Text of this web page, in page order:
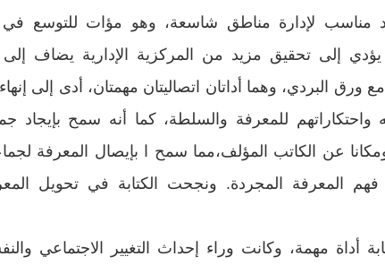
مناسب لإدارة مناطق شاسعة، وهو مؤات للتوسع في
يؤدي إلى تحقيق مزيد من المركزية الإدارية يضاف
مع ورق البردي، وهما أداتان اتصاليتان مهمتان، أدى إلى
واحتكاراتهم للمعرفة والسلطة، كما أنه سمح بإيجاد
ومكانا عن الكاتب المؤلف،مما سمح ا بإيصال المعرفة
المعرفة المجردة. ونجحت الكتابة في تحويل
أداة مهمة، وكانت وراء إحداث التغيير الاجتماعي